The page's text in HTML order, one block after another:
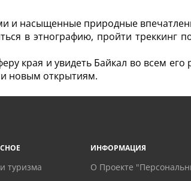
и насыщенные природные
в этнографию, пройти треккинг
края и увидеть Байкал во всем его
новым открытиям.
туризма
ИНФОРМАЦИЯ
О Проекте